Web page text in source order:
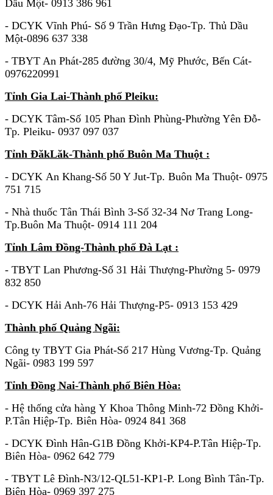
Dầu Một- 0913 386 961
- DCYK Vĩnh Phú- Số 9 Trần Hưng Đạo-Tp. Thủ Dầu
Một-0896 637 338
- TBYT An Phát-285 đường 30/4, Mỹ Phước, Bến Cát-
0976220991
Tỉnh Gia Lai-Thành phố Pleiku:
- DCYK Tâm-Số 105 Phan Đình Phùng-Phường Yên Đỗ-
Tp. Pleiku- 0937 097 037
Tỉnh ĐăkLăk-Thành phố Buôn Ma Thuột :
- DCYK An Khang-Số 50 Y Jut-Tp. Buôn Ma Thuột- 0975
751 715
- Nhà thuốc Tân Thái Bình 3-Số 32-34 Nơ Trang Long-
Tp.Buôn Ma Thuột- 0914 111 204
Tỉnh Lâm Đồng-Thành phố Đà Lạt :
- TBYT Lan Phương-Số 31 Hải Thượng-Phường 5- 0979
832 850
- DCYK Hải Anh-76 Hải Thượng-P5- 0913 153 429
Thành phố Quảng Ngãi:
Công ty TBYT Gia Phát-Số 217 Hùng Vương-Tp. Quảng
Ngãi- 0983 199 597
Tỉnh Đồng Nai-Thành phố Biên Hòa:
- Hệ thống cửa hàng Y Khoa Thông Minh-72 Đồng Khởi-
P.Tân Hiệp-Tp. Biên Hòa- 0924 841 368
- DCYK Đình Hân-G1B Đồng Khởi-KP4-P.Tân Hiệp-Tp.
Biên Hòa- 0962 642 779
- TBYT Lê Đình-N3/12-QL51-KP1-P. Long Bình Tân-Tp.
Biên Hòa- 0969 397 275